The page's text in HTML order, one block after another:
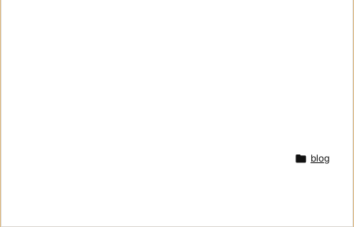
 blog